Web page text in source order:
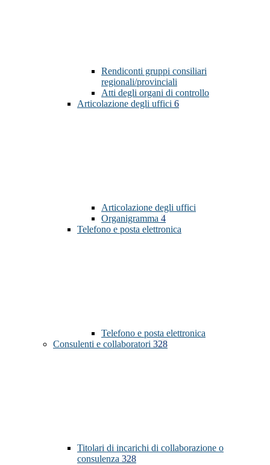
Rendiconti gruppi consiliari
regionali/provinciali
Atti degli organi di controllo
Articolazione degli uffici 6
Articolazione degli uffici
Organigramma 4
Telefono e posta elettronica
Telefono e posta elettronica
Consulenti e collaboratori 328
Titolari di incarichi di collaborazione o
consulenza 328